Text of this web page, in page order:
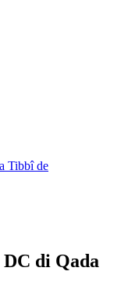
Tibbî de
di Qada